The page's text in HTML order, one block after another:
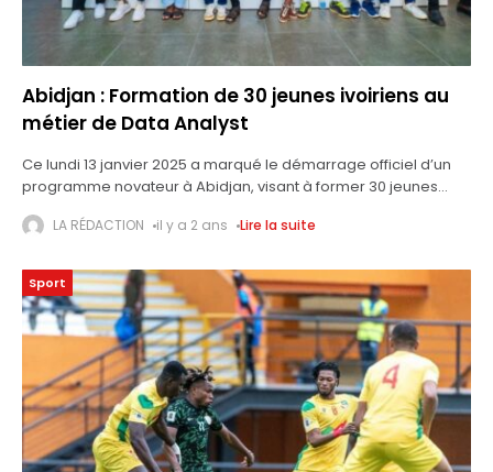
Abidjan : Formation de 30 jeunes ivoiriens au
métier de Data Analyst
Ce lundi 13 janvier 2025 a marqué le démarrage officiel d’un
programme novateur à Abidjan, visant à former 30 jeunes
partenariat
LA RÉDACTION il y a 2 ans Lire la suite
Sport